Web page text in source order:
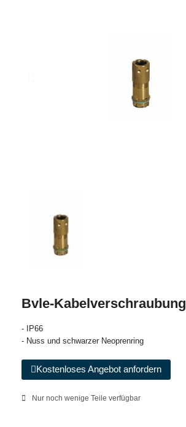
Bvle-Kabelverschraubung
- IP66
- Nuss und schwarzer Neoprenring
Kostenloses Angebot anfordern
Nur noch wenige Teile verfügbar